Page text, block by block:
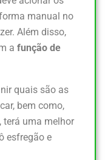
manual no
Além disso,
a função de
quais são as
bem como,
terá uma melhor
esfregão e